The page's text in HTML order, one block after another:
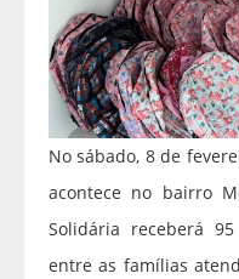
No sábado, 8 de
acontece no bairro
Solidária receberá
entre as famílias